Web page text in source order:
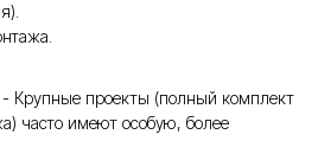
- Крупные проекты (полный комплект
часто имеют особую, более